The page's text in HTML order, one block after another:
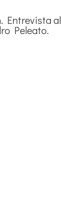
Entrevista al
Peleato.